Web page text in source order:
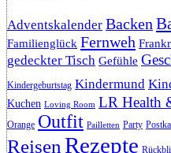
Adventskalender Backen
Familienglück Fernweh
gedeckter Tisch Gefühle
Kindergeburtstag Kindermund
Kuchen Loving Room LR Health
Orange Outfit Pailletten Party
Reisen Rezepte